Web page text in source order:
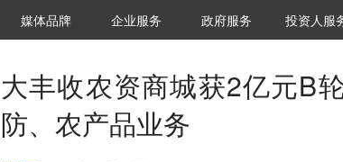
媒体品牌 36Kr研究院
企业服务 城市之窗
政府服务 VClub投资机
投资机构职位
投资人服
大丰收农资商城获2亿元B
防、农产品业务